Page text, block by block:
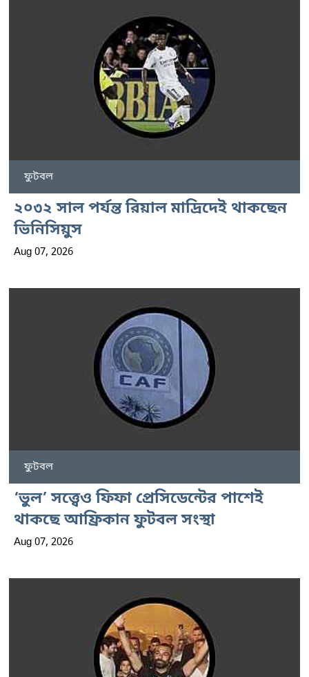
ফুটবল
২০৩২ সাল পর্যন্ত রিয়াল মাদ্রিদেই থাকছেন
ভিনিসিয়ুস
Aug 07, 2026
ফুটবল
‘ভুল’ সত্ত্বেও ফিফা প্রেসিডেন্টের পাশেই
থাকছে আফ্রিকান ফুটবল সংস্থা
Aug 07, 2026